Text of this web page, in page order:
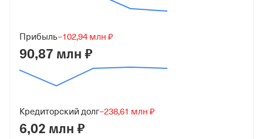
ИНН
7728549952
ОГРН
1057747186342
Прибыль−102,94 млн ₽
90,87 млн ₽
Кредиторский долг−238,61 млн ₽
6,02 млн ₽